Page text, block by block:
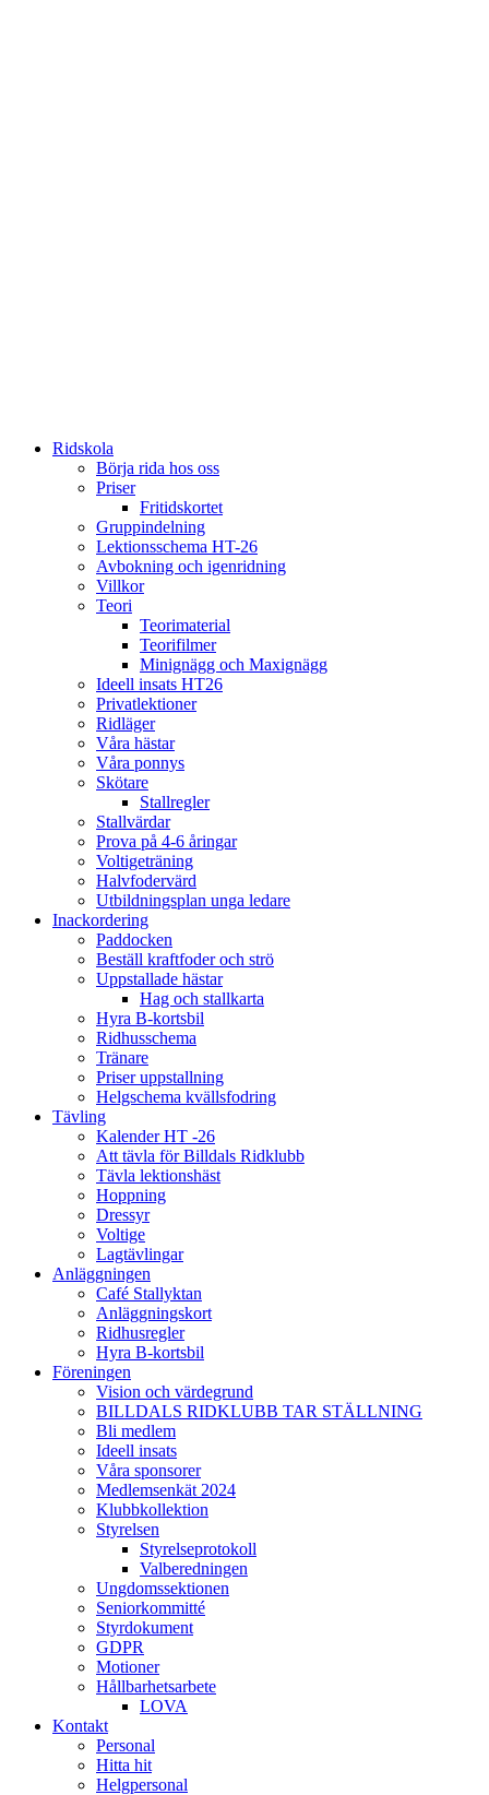
Ridskola
Börja rida hos oss
Priser
Fritidskortet
Gruppindelning
Lektionsschema HT-26
Avbokning och igenridning
Villkor
Teori
Teorimaterial
Teorifilmer
Minignägg och Maxignägg
Ideell insats HT26
Privatlektioner
Ridläger
Våra hästar
Våra ponnys
Skötare
Stallregler
Stallvärdar
Prova på 4-6 åringar
Voltigeträning
Halvfodervärd
Utbildningsplan unga ledare
Inackordering
Paddocken
Beställ kraftfoder och strö
Uppstallade hästar
Hag och stallkarta
Hyra B-kortsbil
Ridhusschema
Tränare
Priser uppstallning
Helgschema kvällsfodring
Tävling
Kalender HT -26
Att tävla för Billdals Ridklubb
Tävla lektionshäst
Hoppning
Dressyr
Voltige
Lagtävlingar
Anläggningen
Café Stallyktan
Anläggningskort
Ridhusregler
Hyra B-kortsbil
Föreningen
Vision och värdegrund
BILLDALS RIDKLUBB TAR STÄLLNING
Bli medlem
Ideell insats
Våra sponsorer
Medlemsenkät 2024
Klubbkollektion
Styrelsen
Styrelseprotokoll
Valberedningen
Ungdomssektionen
Seniorkommitté
Styrdokument
GDPR
Motioner
Hållbarhetsarbete
LOVA
Kontakt
Personal
Hitta hit
Helgpersonal